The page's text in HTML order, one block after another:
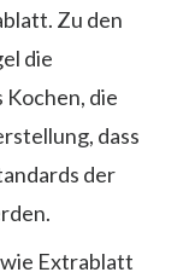
Zu den
die
Kochen, die
dass
der
Extrablatt